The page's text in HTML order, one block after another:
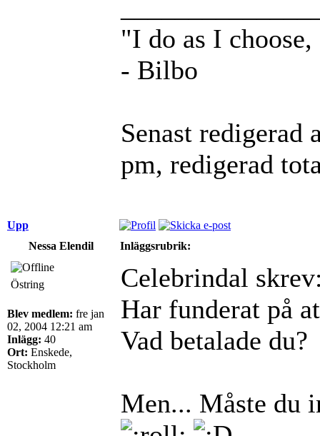
"I do as I
- Bilbo
Senast redigerad
pm, redigerad
Upp
Nessa Elendil
Inläggsrubrik:
Östring
Blev medlem: fre jan
02, 2004 12:21 am
Inlägg: 40
Ort: Enskede,
Stockholm
Celebrindal
Har funderat på
Vad betalade du?
Men... Måste du